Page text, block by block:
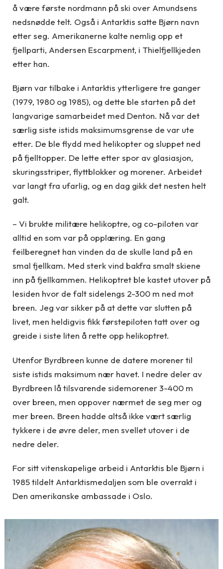
å være første nordmann på ski over Amundsens
nedsnødde telt. Også i Antarktis satte Bjørn navn
etter seg. Amerikanerne kalte nemlig opp et
fjellparti, Andersen Escarpment, i Thielfjellkjeden
etter han.
Bjørn var tilbake i Antarktis ytterligere tre ganger
(1979, 1980 og 1985), og dette ble starten på det
langvarige samarbeidet med Denton. Nå var det
særlig siste istids maksimumsgrense de var ute
etter. De ble flydd med helikopter og sluppet ned
på fjelltopper. De lette etter spor av glasiasjon,
skuringsstriper, flyttblokker og morener. Arbeidet
var langt fra ufarlig, og en dag gikk det nesten helt
galt.
– Vi brukte militære helikoptre, og co-piloten var
alltid en som var på opplæring. En gang
feilberegnet han vinden da de skulle land på en
smal fjellkam. Med sterk vind bakfra smalt skiene
inn på fjellkammen. Helikoptret ble kastet utover på
lesiden hvor de falt sidelengs 2-300 m ned mot
breen. Jeg var sikker på at dette var slutten på
livet, men heldigvis fikk førstepiloten tatt over og
greide i siste liten å rette opp helikoptret.
Utenfor Byrdbreen kunne de datere morener til
siste istids maksimum nær havet. I nedre deler av
Byrdbreen lå tilsvarende sidemorener 3-400 m
over breen, men oppover nærmet de seg mer og
mer breen. Breen hadde altså ikke vært særlig
tykkere i de øvre deler, men svellet utover i de
nedre deler.
For sitt vitenskapelige arbeid i Antarktis ble Bjørn i
1985 tildelt Antarktismedaljen som ble overrakt i
Den amerikanske ambassade i Oslo.